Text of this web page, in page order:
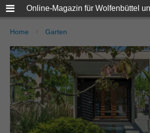
Online-Magazin für Wolfenbüttel
Home Garten